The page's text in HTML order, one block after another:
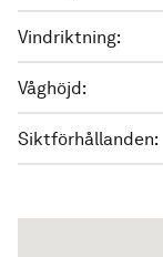
Vindriktning:
Våghöjd:
Siktförhållanden: